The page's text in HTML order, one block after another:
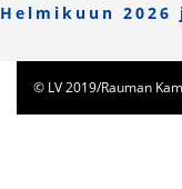
Helmikuun 2026
© LV 2019/Rauman